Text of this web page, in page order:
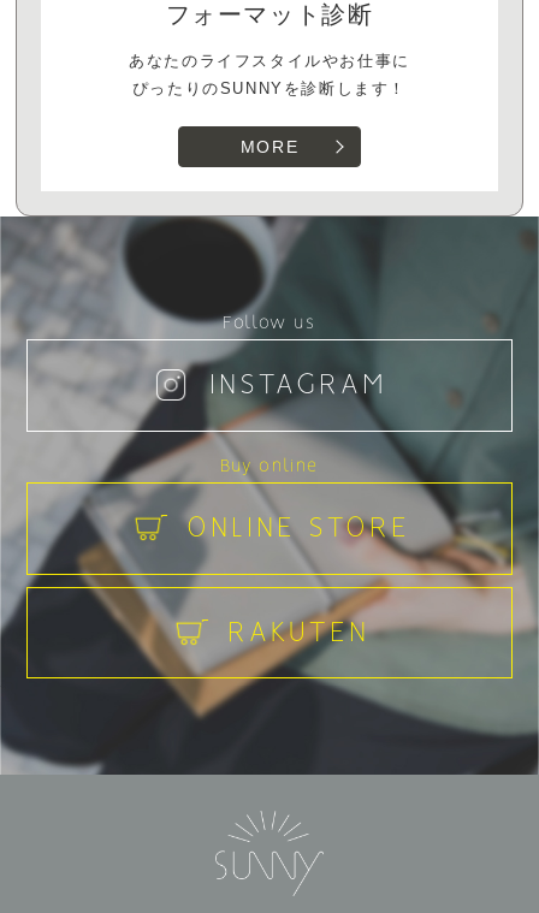
フォーマット診断
あなたのライフスタイルやお仕事に
ぴったりのSUNNYを診断します！
MORE
Follow us
INSTAGRAM
Buy online
ONLINE STORE
RAKUTEN